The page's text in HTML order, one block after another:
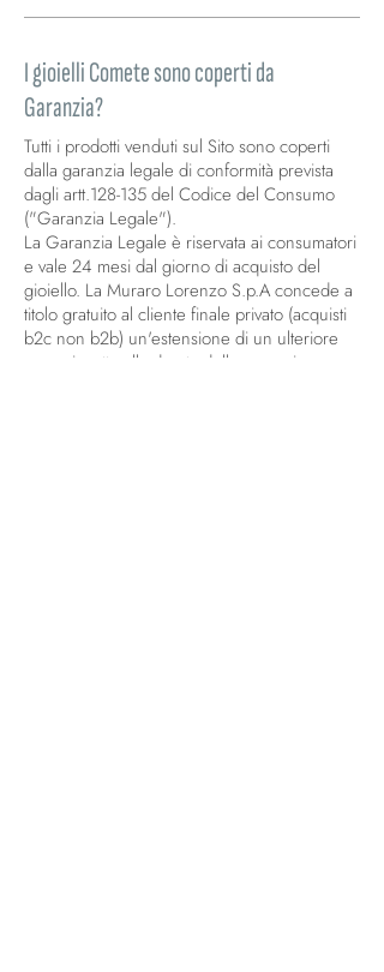
I gioielli Comete sono coperti da
Garanzia?
Tutti i prodotti venduti sul Sito sono coperti
dalla garanzia legale di conformità prevista
dagli artt.128-135 del Codice del Consumo
("Garanzia Legale").
La Garanzia Legale è riservata ai consumatori
e vale 24 mesi dal giorno di acquisto del
gioiello. La Muraro Lorenzo S.p.A concede a
titolo gratuito al cliente finale privato (acquisti
b2c non b2b) un'estensione di un ulteriore
anno rispetto alla durata della garanzia